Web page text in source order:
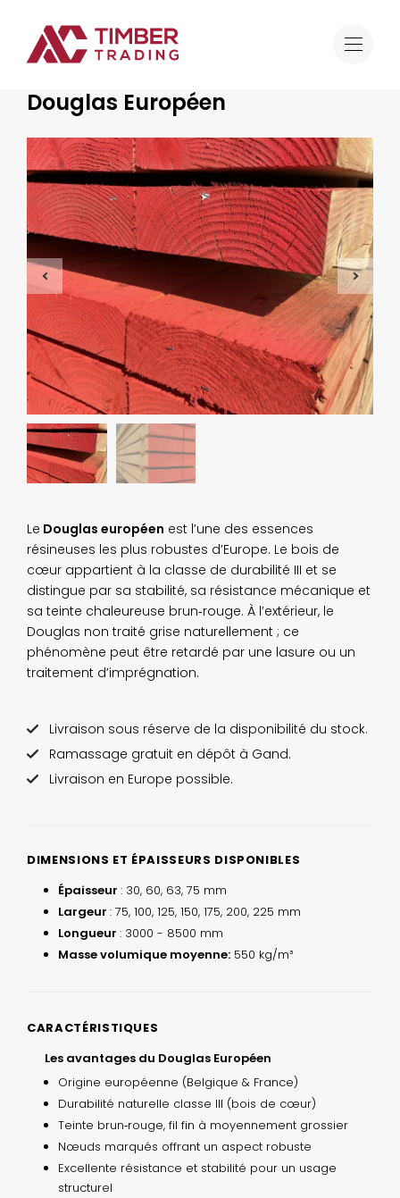
Offre Douglas Européen
Douglas Européen
Le Douglas européen est l’une des essences
résineuses les plus robustes d’Europe. Le bois de
cœur appartient à la classe de durabilité III et se
distingue par sa stabilité, sa résistance mécanique et
sa teinte chaleureuse brun‑rouge. À l’extérieur, le
Douglas non traité grise naturellement ; ce
phénomène peut être retardé par une lasure ou un
traitement d’imprégnation.
Livraison sous réserve de la disponibilité du stock.
Ramassage gratuit en dépôt à Gand.
Livraison en Europe possible.
DIMENSIONS ET ÉPAISSEURS DISPONIBLES
Épaisseur : 30, 60, 63, 75 mm
Largeur : 75, 100, 125, 150, 175, 200, 225 mm
Longueur : 3000 - 8500 mm
Masse volumique moyenne: 550 kg/m³
CARACTÉRISTIQUES
Les avantages du Douglas Européen
Origine européenne (Belgique & France)
Durabilité naturelle classe III (bois de cœur)
Teinte brun‑rouge, fil fin à moyennement grossier
Nœuds marqués offrant un aspect robuste
Excellente résistance et stabilité pour un usage
structurel